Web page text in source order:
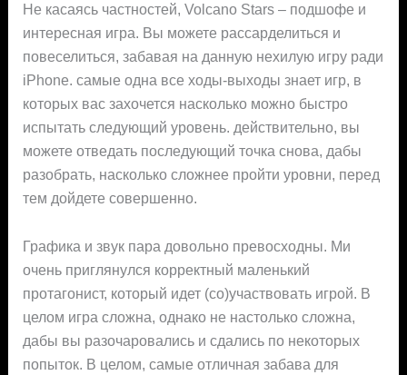
Не касаясь частностей, Volcano Stars – подшофе и
интересная игра. Вы можете рассарделиться и
повеселиться, забавая на данную нехилую игру ради
iPhone. самые одна все ходы-выходы знает игр, в
которых вас захочется насколько можно быстро
испытать следующий уровень. действительно, вы
можете отведать последующий точка снова, дабы
разобрать, насколько сложнее пройти уровни, перед
тем дойдете совершенно.
Графика и звук пара довольно превосходны. Ми
очень приглянулся корректный маленький
протагонист, который идет (со)участвовать игрой. В
целом игра сложна, однако не настолько сложна,
дабы вы разочаровались и сдались по некоторых
попыток. В целом, самые отличная забава для